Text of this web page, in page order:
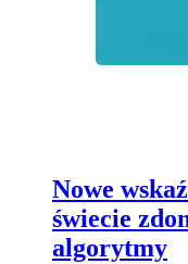
Nowe
świecie
algorytmy